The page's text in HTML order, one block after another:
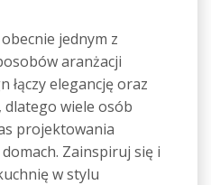
jednym z
aranżacji
łączy elegancję oraz
wiele osób
projektowania
Zainspiruj się i
w stylu